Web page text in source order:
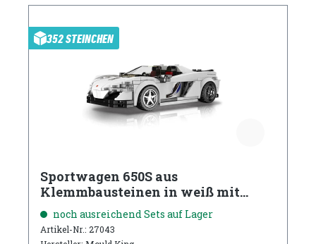
352 STEINCHEN
Sportwagen 650S aus
Klemmbausteinen in weiß mit
Acryl Vitrine
noch ausreichend Sets auf Lager
Artikel-Nr.: 27043